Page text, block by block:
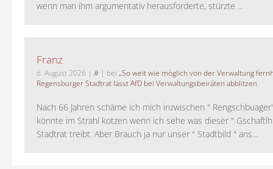
wenn man ihm argumentativ herausforderte, stürzte ...
Franz
6. August 2026 | # | bei „So weit wie möglich von der Verwaltung
Regensburger Stadtrat lässt AfD bei Verwaltungsbeiräten abblitzen
Nach 66 Jahren schäme ich mich inzwischen "
könnte im Strahl kotzen wenn ich sehe was dieser "
Stadtrat treibt. Aber Brauch ja nur unser " Stadtbild " ans...